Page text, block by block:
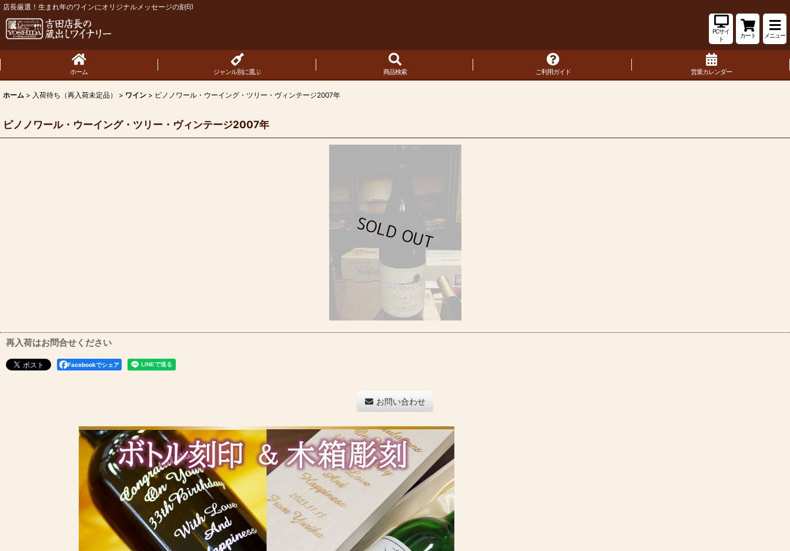
店長厳選！生まれ年のワインにオリジナルメッセージの刻印
PCサイ
ト
カート メニュー
ホーム ジャンル別に選ぶ 商品検索 ご利用ガイド 営業カレンダー
ホーム > 入荷待ち（再入荷未定品） > ワイン > ピノノワール・ウーイング・ツリー・ヴィンテージ2007年
ピノノワール・ウーイング・ツリー・ヴィンテージ2007年
再入荷はお問合せください
Facebookでシェア
お問い合わせ